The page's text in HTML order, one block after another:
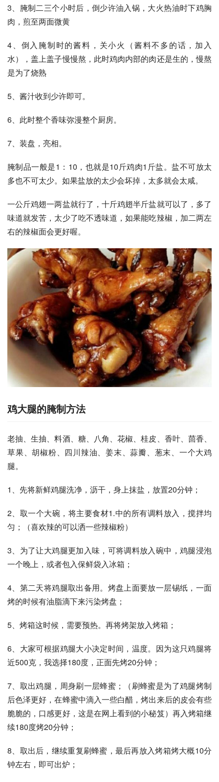
3、腌制二三个小时后，倒少许油入锅，大火热油时下鸡胸
肉，煎至两面微黄
4、倒入腌制时的酱料，关小火（酱料不多的话，加入
水），盖上盖子慢慢熬，此时鸡肉内部的肉还是生的，慢熬
是为了烧熟
5、酱汁收到少许即可。
6、此时整个香味弥漫整个厨房。
7、装盘，亮相。
腌制品一般是1：10，也就是10斤鸡肉1斤盐。盐不可放太
多也不可太少。如果盐放的太少会坏掉，太多就会太咸。
一公斤鸡翅一两盐就行了，十斤鸡翅半斤盐就可以了，多了
味道就发苦，太少了吃不透味道，如果能吃辣椒，加二两左
右的辣椒面会更好喔。
鸡大腿的腌制方法
老抽、生抽、料酒、糖、八角、花椒、桂皮、香叶、茴香、
草果、胡椒粉、四川辣油、姜末、蒜瓣、葱末、一个大鸡
腿。
1、先将新鲜鸡腿洗净，沥干，身上抹盐，放置20分钟；
2、取一个大碗，将主要食材1.中的所有调料放入，搅拌均
匀；（喜欢辣的可以洒一些辣椒粉）
3、为了让大鸡腿更加入味，可将调料放入碗中，鸡腿浸泡
一个晚上，或者包入保鲜袋入冰箱；
4、第二天将鸡腿取出备用。烤盘上面要放一层锡纸，一面
烤的时候有油脂滴下来污染烤盘；
5、烤箱这时候，需要预热。再将烤架放入烤箱；
6、大家可根据鸡腿大小决定时间，温度。因为这只鸡腿将
近500克，我选择180度，正面先烤20分钟；
7、取出鸡腿，周身刷一层蜂蜜；（刷蜂蜜是为了鸡腿烤制
后色泽更好，在蜂蜜中滴入一些白醋，烤出来后的皮会有些
脆脆的，口感更好，这是在网上看到的小秘笈）再入烤箱继
续180度烤20分钟；
8、取出后，继续重复刷蜂蜜，最后再放入烤箱烤大概10分
钟左右，即可出炉；